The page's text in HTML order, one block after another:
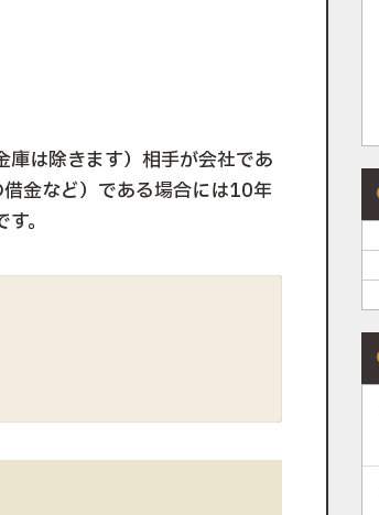
は除きます）相手が会社であ
金など）である場合には10年
。